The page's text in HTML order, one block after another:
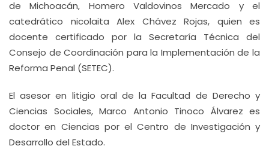
de Michoacán, Homero Valdovinos Mercado y el
catedrático nicolaita Alex Chávez Rojas, quien es
docente certificado por la Secretaría Técnica del
Consejo de Coordinación para la Implementación de la
Reforma Penal (SETEC).
El asesor en litigio oral de la Facultad de Derecho y
Ciencias Sociales, Marco Antonio Tinoco Álvarez es
doctor en Ciencias por el Centro de Investigación y
Desarrollo del Estado.